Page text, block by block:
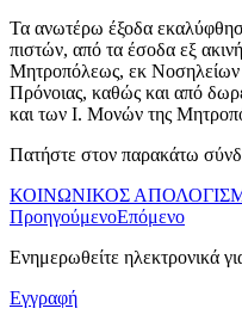
Τα ανωτέρω έξοδα
πιστών, από τα έσοδα εξ
Μητροπόλεως, εκ
Πρόνοιας, καθώς και από
και των Ι. Μονών της
Πατήστε στον παρακάτω
ΚΟΙΝΩΝΙΚΟΣ
ΠροηγούμενοΕπόμενο
Ενημερωθείτε ηλεκτρονικά
Εγγραφή